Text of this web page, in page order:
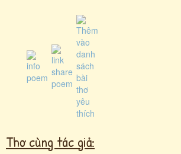
Thơ cùng tác giả: